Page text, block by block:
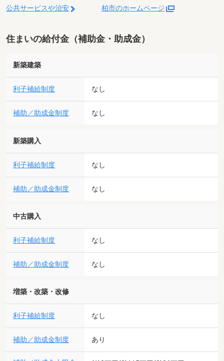
公共サービスや治安 柏市のホームページ
住まいの給付金（補助金・助成金）
新築建築
利子補給制度 なし
補助／助成金制度 なし
新築購入
利子補給制度 なし
補助／助成金制度 なし
中古購入
利子補給制度 なし
補助／助成金制度 なし
増築・改築・改修
利子補給制度 なし
補助／助成金制度 あり